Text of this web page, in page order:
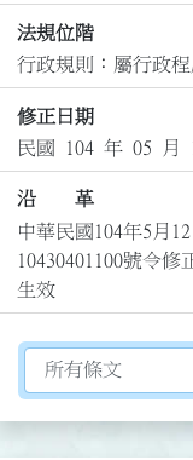
法規位階
行政規則：屬行政
修正日期
民國 104 年 05 月
沿 革
中華民國104年5月
10430401100號令
生效
切換選擇法規資訊內